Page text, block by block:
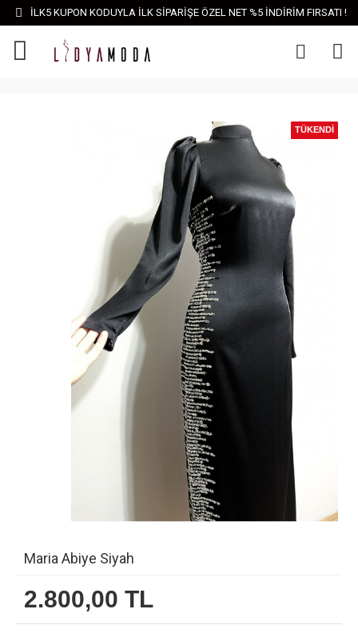
İLK5 KUPON KODUYLA İLK SİPARİŞE ÖZEL NET %5 İNDİRİM FIRSATI !
TÜKENDI
Maria Abiye Siyah
2.800,00 TL